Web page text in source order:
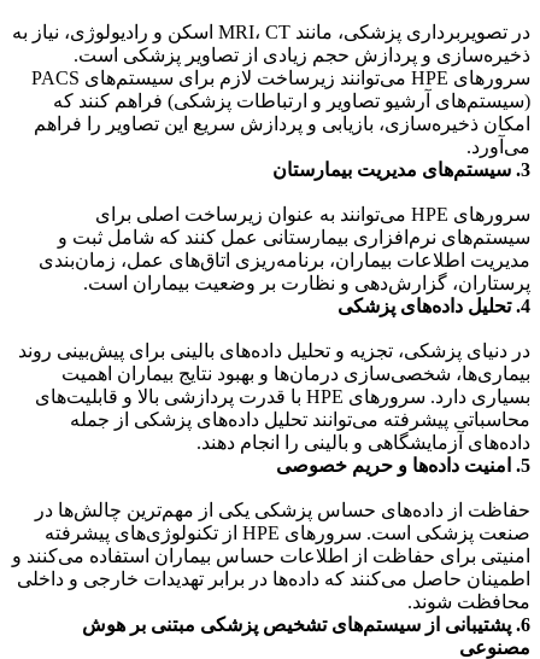
در تصویربرداری پزشکی، مانند MRI، CT اسکن و رادیولوژی، نیاز به
ذخیره‌سازی و پردازش حجم زیادی از تصاویر پزشکی است.
سرورهای HPE می‌توانند زیرساخت لازم برای سیستم‌های PACS
(سیستم‌های آرشیو تصاویر و ارتباطات پزشکی) فراهم کنند که
امکان ذخیره‌سازی، بازیابی و پردازش سریع این تصاویر را فراهم
می‌آورد.
3. سیستم‌های مدیریت بیمارستان
سرورهای HPE می‌توانند به عنوان زیرساخت اصلی برای
سیستم‌های نرم‌افزاری بیمارستانی عمل کنند که شامل ثبت و
مدیریت اطلاعات بیماران، برنامه‌ریزی اتاق‌های عمل، زمان‌بندی
پرستاران، گزارش‌دهی و نظارت بر وضعیت بیماران است.
4. تحلیل داده‌های پزشکی
در دنیای پزشکی، تجزیه و تحلیل داده‌های بالینی برای پیش‌بینی روند
بیماری‌ها، شخصی‌سازی درمان‌ها و بهبود نتایج بیماران اهمیت
بسیاری دارد. سرورهای HPE با قدرت پردازشی بالا و قابلیت‌های
محاسباتی پیشرفته می‌توانند تحلیل داده‌های پزشکی از جمله
داده‌های آزمایشگاهی و بالینی را انجام دهند.
5. امنیت داده‌ها و حریم خصوصی
حفاظت از داده‌های حساس پزشکی یکی از مهم‌ترین چالش‌ها در
صنعت پزشکی است. سرورهای HPE از تکنولوژی‌های پیشرفته
امنیتی برای حفاظت از اطلاعات حساس بیماران استفاده می‌کنند و
اطمینان حاصل می‌کنند که داده‌ها در برابر تهدیدات خارجی و داخلی
محافظت شوند.
6. پشتیبانی از سیستم‌های تشخیص پزشکی مبتنی بر هوش
مصنوعی